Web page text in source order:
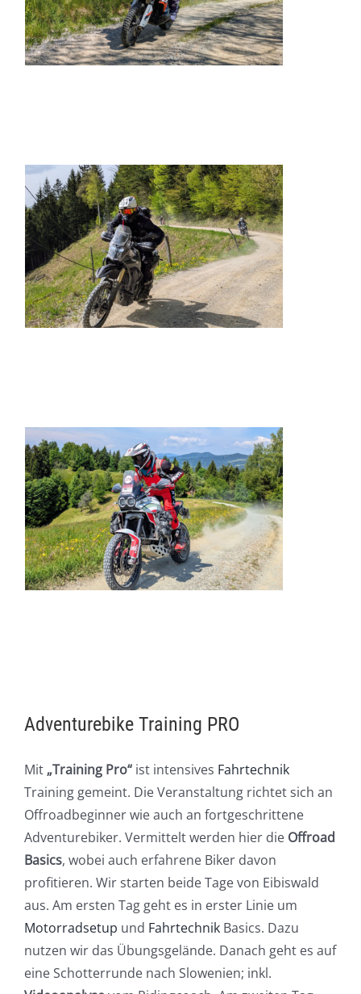
Adventurebike Training PRO
Mit „Training Pro“ ist intensives Fahrtechnik
Training gemeint. Die Veranstaltung richtet sich an
Offroadbeginner wie auch an fortgeschrittene
Adventurebiker. Vermittelt werden hier die Offroad
Basics, wobei auch erfahrene Biker davon
profitieren. Wir starten beide Tage von Eibiswald
aus. Am ersten Tag geht es in erster Linie um
Motorradsetup und Fahrtechnik Basics. Dazu
nutzen wir das Übungsgelände. Danach geht es auf
eine Schotterrunde nach Slowenien; inkl.